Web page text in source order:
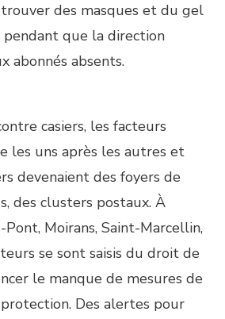
des masques et du gel
pendant que la direction
abonnés absents.
casiers, les facteurs
les uns après les autres et
devenaient des foyers de
des clusters postaux. À
Moirans, Saint-Marcellin,
se sont saisis du droit de
le manque de mesures de
Des alertes pour